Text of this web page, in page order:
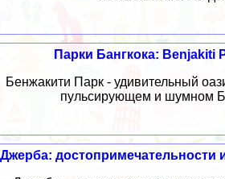
Парки Бангкока: Benjakiti
Бенжакити Парк - удивительный
пульсирующем и шумном
Джерба: достопримечательности